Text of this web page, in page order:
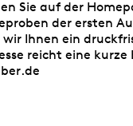
Sie auf der
der ersten
wir Ihnen ein
reicht eine kurze